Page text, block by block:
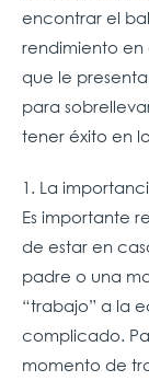
encontrar el
rendimiento en
que le
para
tener éxito en
1. La
Es importante
de estar en
padre o una
“trabajo” a la
complicado.
momento de